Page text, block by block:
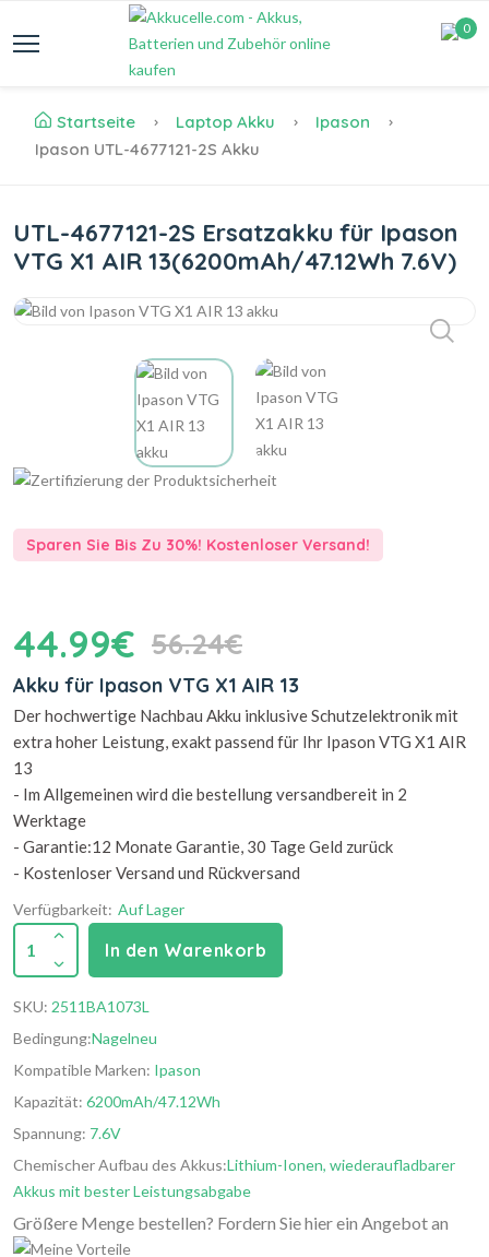
0
Startseite Laptop Akku
Ipason
Ipason UTL-4677121-2S Akku
UTL-4677121-2S Ersatzakku für Ipason
VTG X1 AIR 13(6200mAh/47.12Wh 7.6V)
Sparen Sie Bis Zu 30%! Kostenloser Versand!
44.99€ 56.24€
Akku für Ipason VTG X1 AIR 13
Der hochwertige Nachbau Akku inklusive Schutzelektronik mit
extra hoher Leistung, exakt passend für Ihr Ipason VTG X1 AIR
13
- Im Allgemeinen wird die bestellung versandbereit in 2
Werktage
- Garantie:12 Monate Garantie, 30 Tage Geld zurück
- Kostenloser Versand und Rückversand
Verfügbarkeit: Auf Lager
1 In den Warenkorb
SKU: 2511BA1073L
Bedingung:Nagelneu
Kompatible Marken: Ipason
Kapazität: 6200mAh/47.12Wh
Spannung: 7.6V
Chemischer Aufbau des Akkus:Lithium-Ionen, wiederaufladbarer
Akkus mit bester Leistungsabgabe
Größere Menge bestellen? Fordern Sie hier ein Angebot an